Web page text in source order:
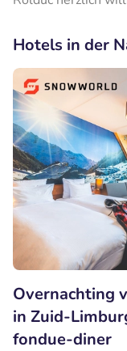
Hotels in der
Overnachting
in Zuid-
fondue-diner